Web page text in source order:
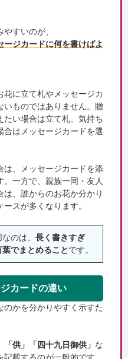
すいのが、
ジカードに何を書けばよ
に立て札やメッセージカ
いものではありません。贈
たい場合は立て札、気持ち
合はメッセージカードを選
は、メッセージカードを添
。一方で、親族一同・友人
、誰からのお花か分かり
スが多くなります。
のは、 長く書きすぎ
でまとめることです。
カードの違い
のかを分かりやすく示すた
「供」「四十九日御供」 な